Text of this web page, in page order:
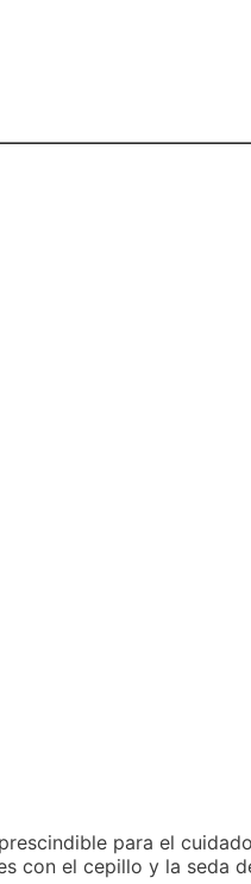
para el
con el cepillo y la seda